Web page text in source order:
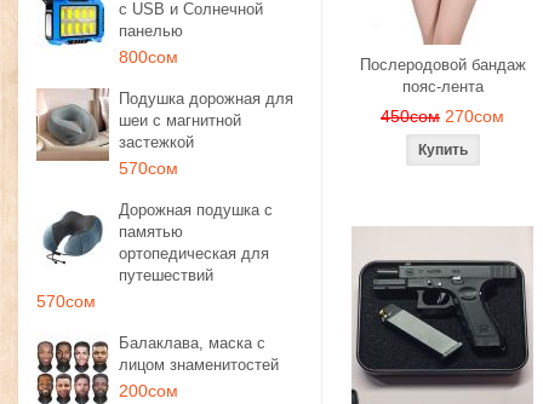
с USB и Солнечной
панелью
800сом
Подушка дорожная для
шеи с магнитной
застежкой
570сом
Дорожная подушка с
памятью
ортопедическая для
путешествий
570сом
Балаклава, маска с
лицом знаменитостей
200сом
Послеродовой бандаж
пояс-лента
450сом 270сом